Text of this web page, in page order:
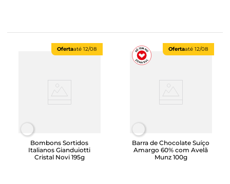
Ofertaaté 12/08
Bombons Sortidos
Italianos Gianduiotti
Cristal Novi 195g
Ofertaaté 12/08
Barra de Chocolate Suíço
Amargo 60% com Avelã
Munz 100g